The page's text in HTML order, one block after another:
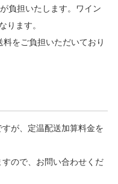
負担いたします。ワイン
ります。
をご負担いただいており
が、定温配送加算料金を
ので、お問い合わせくだ